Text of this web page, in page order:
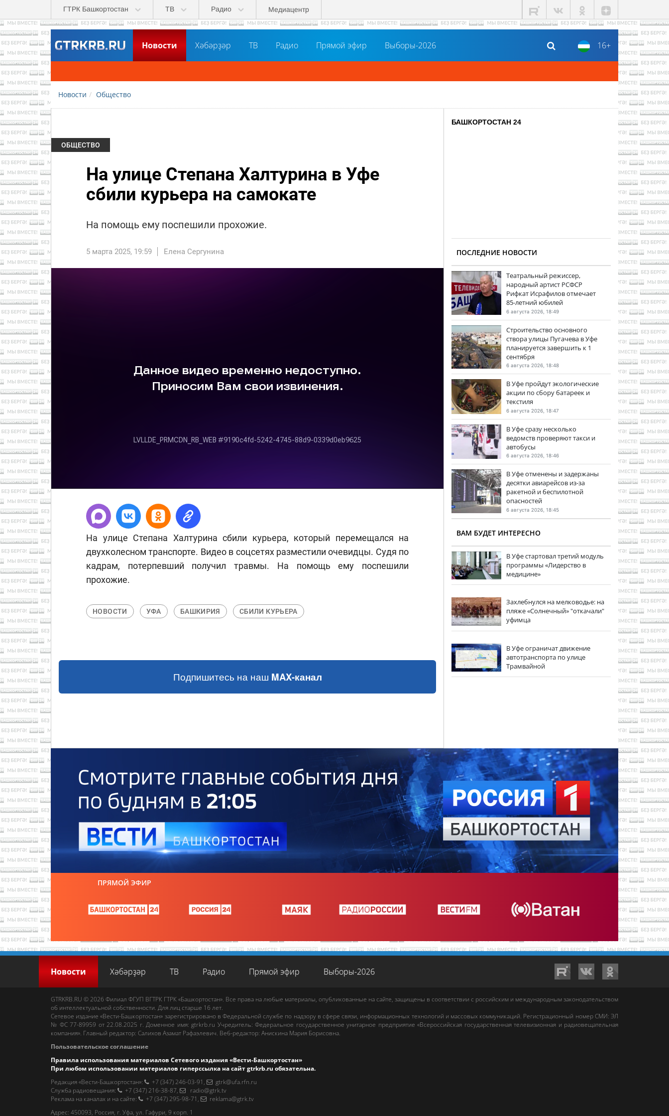
Перейти к основному содержанию
ГТРК Башкортостан ТВ Радио Медиацентр
16+
Новости Хәбәрҙәр ТВ Радио Прямой эфир Выборы-2026
Новости Общество
ОБЩЕСТВО
На улице Степана Халтурина в Уфе
сбили курьера на самокате
На помощь ему поспешили прохожие.
5 марта 2025, 19:59 Елена Сергунина
На улице Степана Халтурина сбили курьера, который перемещался на
двухколесном транспорте. Видео в соцсетях разместили очевидцы. Судя по
кадрам, потерпевший получил травмы. На помощь ему поспешили
прохожие.
НОВОСТИ УФА БАШКИРИЯ СБИЛИ КУРЬЕРА
Подпишитесь на наш MAX-канал
БАШКОРТОСТАН 24
ПОСЛЕДНИЕ НОВОСТИ
Театральный режиссер,
народный артист РСФСР
Рифкат Исрафилов отмечает
85-летний юбилей
6 августа 2026, 18:49
Строительство основного
створа улицы Пугачева в Уфе
планируется завершить к 1
сентября
6 августа 2026, 18:48
В Уфе пройдут экологические
акции по сбору батареек и
текстиля
6 августа 2026, 18:47
В Уфе сразу несколько
ведомств проверяют такси и
автобусы
6 августа 2026, 18:46
В Уфе отменены и задержаны
десятки авиарейсов из-за
ракетной и беспилотной
опасностей
6 августа 2026, 18:45
ВАМ БУДЕТ ИНТЕРЕСНО
В Уфе стартовал третий модуль
программы «Лидерство в
медицине»
Захлебнулся на мелководье: на
пляже «Солнечный» "откачали"
уфимца
В Уфе ограничат движение
автотранспорта по улице
Трамвайной
ПРЯМОЙ ЭФИР
Новости Хәбәрҙәр ТВ Радио Прямой эфир Выборы-2026
GTRKRB.RU © 2026 Филиал ФГУП ВГТРК ГТРК «Башкортостан». Все права на любые материалы, опубликованные на сайте, защищены в соответствии с российским и международным законодательством
об интеллектуальной собственности. Для лиц старше 16 лет.
Сетевое издание «Вести-Башкортостан» зарегистрировано в Федеральной службе по надзору в сфере связи, информационных технологий и массовых коммуникаций. Регистрационный номер СМИ: ЭЛ
№ ФС 77-89959 от 22.08.2025 г. Доменное имя:gtrkrb.ru Учредитель: Федеральное государственное унитарное предприятие «Всероссийская государственная телевизионная и радиовещательная
компания». Главный редактор: Салихов Азамат Рафаэлевич. Веб-редактор: Анискина Мария Борисовна.
Пользовательское соглашение
Правила использования материалов Сетевого издания «Вести-Башкортостан»
При любом использовании материалов гиперссылка на сайтgtrkrb.ru обязательна.
Редакция «Вести-Башкортостан»: +7 (347) 246-03-91 ,
gtrk@ufa.rfn.ru
Cлужба радиовещания: +7 (347) 216-38-87,
radio@gtrk.tv
Реклама на каналах и на сайте: +7 (347) 295-98-71 ,
reklama@gtrk.tv
Адрес: 450093, Россия, г. Уфа, ул. Гафури, 9 корп. 1